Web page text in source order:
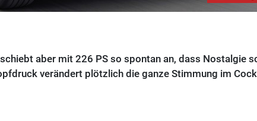
aber mit 226 PS so spontan an, dass Nostalgie
verändert plötzlich die ganze Stimmung im